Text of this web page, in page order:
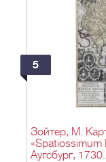
5
Зойтер, М.
«Spatiossimum
Аугсбург,